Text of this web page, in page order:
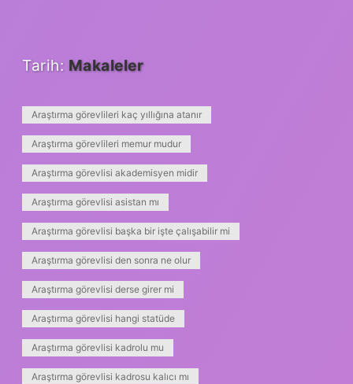
Tarih: Makaleler
Araştırma görevlileri kaç yıllığına atanır
Araştırma görevlileri memur mudur
Araştırma görevlisi akademisyen midir
Araştırma görevlisi asistan mı
Araştırma görevlisi başka bir işte çalışabilir mi
Araştırma görevlisi den sonra ne olur
Araştırma görevlisi derse girer mi
Araştırma görevlisi hangi statüde
Araştırma görevlisi kadrolu mu
Araştırma görevlisi kadrosu kalıcı mı